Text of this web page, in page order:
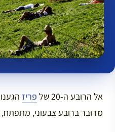
אל הרובע ה-20 של פריז
מדובר ברובע צבעוני, מתפתח,